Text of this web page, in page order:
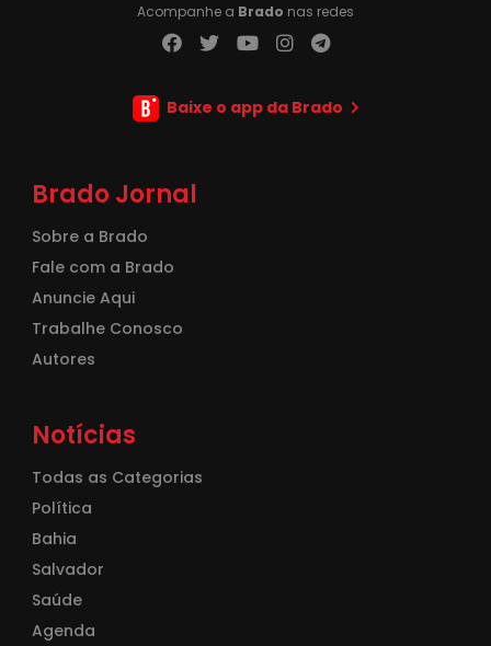
Acompanhe a Brado nas redes
Baixe o app da Brado
Brado Jornal
Sobre a Brado
Fale com a Brado
Anuncie Aqui
Trabalhe Conosco
Autores
Notícias
Todas as Categorias
Política
Bahia
Salvador
Saúde
Agenda